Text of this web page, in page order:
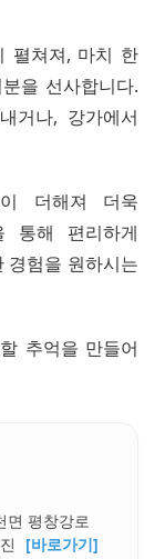
펼쳐져, 마치 한
을 선사합니다.
거나, 강가에서
더해져 더욱
통해 편리하게
경험을 원하시는
추억을 만들어
면 평창강로
[바로가기]